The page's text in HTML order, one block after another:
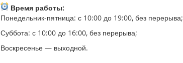
Время работы:
Понедельник-пятница: с 10:00 до 19:00, без перерыва;
Суббота: с 10:00 до 16:00, без перерыва;
Воскресенье — выходной.